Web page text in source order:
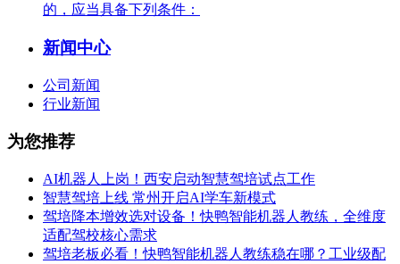
的，应当具备下列条件：
新闻中心
公司新闻
行业新闻
为您推荐
AI机器人上岗！西安启动智慧驾培试点工作
智慧驾培上线 常州开启AI学车新模式
驾培降本增效选对设备！快鸭智能机器人教练，全维度
适配驾校核心需求
驾培老板必看！快鸭智能机器人教练稳在哪？工业级配